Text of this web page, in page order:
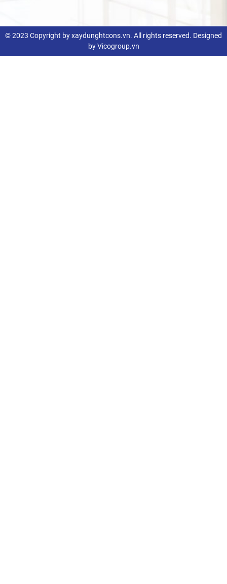
© 2023 Copyright by xaydunghtcons.vn. All rights reserved. Designed
by Vicogroup.vn